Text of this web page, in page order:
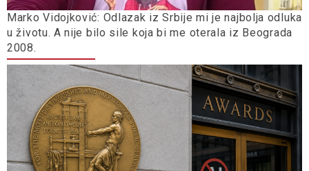
Marko Vidojković: Odlazak iz Srbije mi je najbolja odluka
u životu. A nije bilo sile koja bi me oterala iz Beograda
2008.